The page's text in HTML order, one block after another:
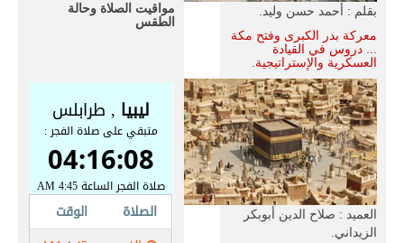
بقلم : أحمد حسن وليد.
معركة بدر الكبرى وفتح مكة
... دروس في القيادة
العسكرية والإستراتيجية.
العميد : صلاح الدين أبوبكر
الزيداني.
مواقيت الصلاة وحالة
الطقس